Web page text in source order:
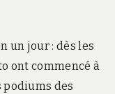
un jour : dès les
ont commencé à
des